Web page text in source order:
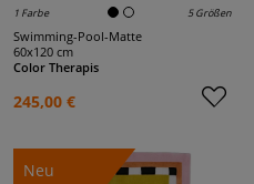
1 Farbe 5 Größen
Swimming-Pool-Matte
60x120 cm
Color Therapis
245,00 €
Neu